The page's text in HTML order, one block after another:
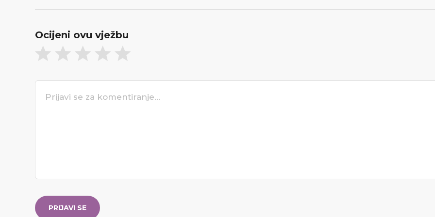
Ocijeni ovu vježbu
PRIJAVI SE